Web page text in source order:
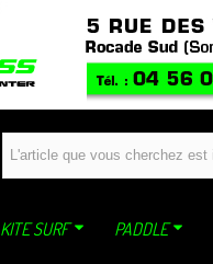
KITE SURF PADDLE